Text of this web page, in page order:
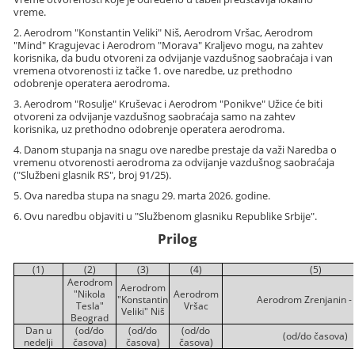
vreme.
2. Aerodrom "Konstantin Veliki" Niš, Aerodrom Vršac, Aerodrom
"Mind" Kragujevac i Aerodrom "Morava" Kraljevo mogu, na zahtev
korisnika, da budu otvoreni za odvijanje vazdušnog saobraćaja i van
vremena otvorenosti iz tačke 1. ove naredbe, uz prethodno
odobrenje operatera aerodroma.
3. Aerodrom "Rosulje" Kruševac i Aerodrom "Ponikve" Užice će biti
otvoreni za odvijanje vazdušnog saobraćaja samo na zahtev
korisnika, uz prethodno odobrenje operatera aerodroma.
4. Danom stupanja na snagu ove naredbe prestaje da važi Naredba o
vremenu otvorenosti aerodroma za odvijanje vazdušnog saobraćaja
("Službeni glasnik RS", broj 91/25).
5. Ova naredba stupa na snagu 29. marta 2026. godine.
6. Ovu naredbu objaviti u "Službenom glasniku Republike Srbije".
Prilog
(1) (2) (3) (4)
(5)
Aerodrom
"Nikola
Tesla"
Beograd
Aerodrom
"Konstantin
Veliki" Niš
Aerodrom
Vršac
Aerodrom Zrenjanin -
Dan u
nedelji
(od/do
časova)
(od/do
časova)
(od/do
časova)
(od/do časova)